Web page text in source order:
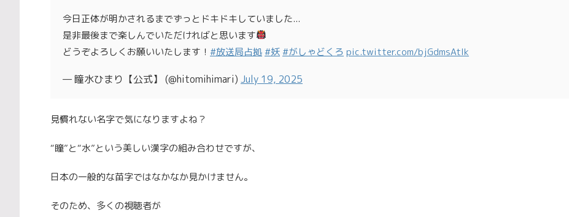
今日正体が明かされるまでずっとドキドキしていました...
是非最後まで楽しんでいただければと思います
どうぞよろしくお願いいたします！ #放送局占拠 #妖 #がしゃどくろ pic.twitter.com/bjGdmsAtIk
— 瞳水ひまり【公式】 (@hitomihimari) July 19, 2025
見慣れない名字で気になりますよね？
“瞳”と“水”という美しい漢字の組み合わせですが、
日本の一般的な苗字ではなかなか見かけません。
そのため、多くの視聴者が